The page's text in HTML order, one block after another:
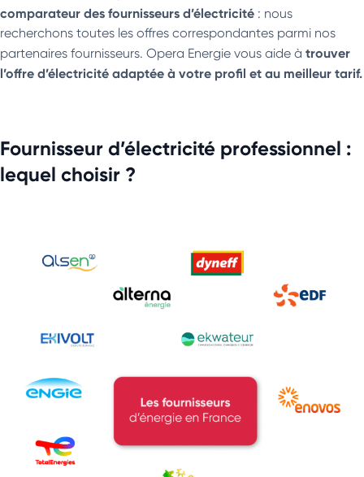
comparateur des fournisseurs d’électricité : nous
recherchons toutes les offres correspondantes parmi nos
partenaires fournisseurs. Opera Energie vous aide à trouver
l’offre d’électricité adaptée à votre profil et au meilleur tarif.
Fournisseur d’électricité professionnel :
lequel choisir ?